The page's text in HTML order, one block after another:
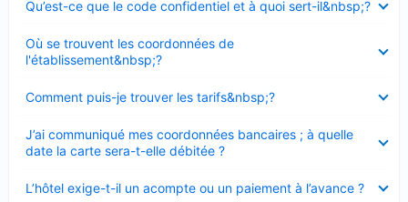
Qu’est-ce que le code confidentiel et à quoi sert-il&nbsp;?
fermé
Où se trouvent les coordonnées de
l'établissement&nbsp;?
fermé
Comment puis-je trouver les tarifs&nbsp;?
fermé
J’ai communiqué mes coordonnées bancaires ; à quelle
date la carte sera-t-elle débitée ?
fermé
L’hôtel exige-t-il un acompte ou un paiement à l’avance ?
fermé